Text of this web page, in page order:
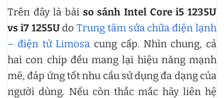
Trên đây là bài so sánh Intel Core i5 1235U
vs i7 1255UdoTrung tâm sửa chữa điện lạnh
– điện tử Limosa cung cấp. Nhìn chung, cả
hai con chip đều mang lại hiệu năng mạnh
mẽ, đáp ứng tốt nhu cầu sử dụng đa dạng của
người dùng. Nếu còn thắc mắc hãy liên hệ